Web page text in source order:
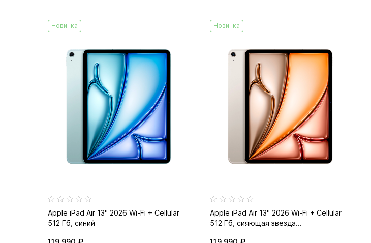
Новинка
Apple iPad Air 13" 2026 Wi-Fi + Cellular
512 Гб, синий
Новинка
Apple iPad Air 13" 2026 Wi-Fi + Cellular
512 Гб, сияющая звезда...